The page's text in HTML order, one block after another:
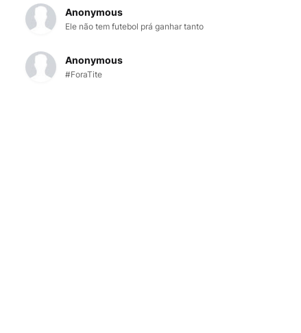
Anonymous
Ele não tem futebol prá ganhar tanto
Anonymous
#ForaTite